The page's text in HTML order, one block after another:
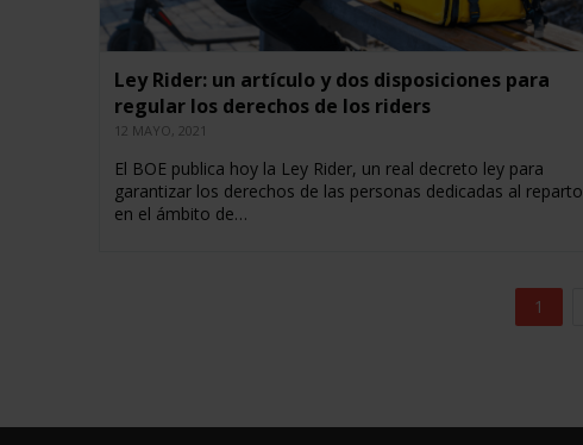
Ley Rider: un artículo y dos disposiciones para
regular los derechos de los riders
12 MAYO, 2021
El BOE publica hoy la Ley Rider, un real decreto ley para
garantizar los derechos de las personas dedicadas al reparto
en el ámbito de…
1